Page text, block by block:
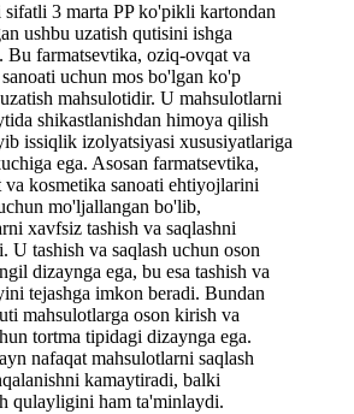
3 marta PP ko'pikli kartondan
ushbu uzatish qutisini ishga
Bu farmatsevtika, oziq-ovqat va
uchun mos bo'lgan ko'p
mahsulotidir. U mahsulotlarni
shikastlanishdan himoya qilish
issiqlik izolyatsiyasi xususiyatlariga
ega. Asosan farmatsevtika,
va kosmetika sanoati ehtiyojlarini
mo'ljallangan bo'lib,
xavfsiz tashish va saqlashni
U tashish va saqlash uchun oson
dizaynga ega, bu esa tashish va
tejashga imkon beradi. Bundan
mahsulotlarga oson kirish va
tortma tipidagi dizaynga ega.
nafaqat mahsulotlarni saqlash
kamaytiradi, balki
qulayligini ham ta'minlaydi.